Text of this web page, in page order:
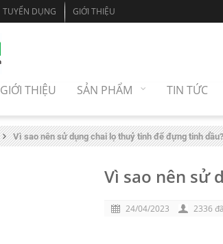
TUYỂN DỤNG GIỚI THIỆU
GIỚI THIỆU SẢN PHẨM TIN TỨC
Vì sao nên sử dụng chai lọ thuỷ tinh để đựng tinh dầu?
Vì sao nên sử
24/04/2023 2336